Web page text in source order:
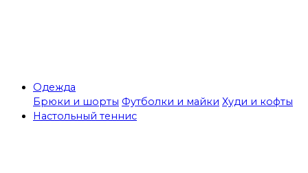
Одежда
Брюки и шорты Футболки и майки Худи и кофты
Настольный теннис